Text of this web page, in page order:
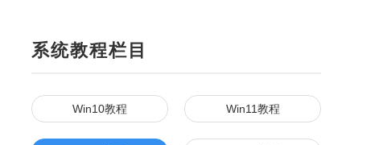
系统教程栏目
Win10教程 Win11教程